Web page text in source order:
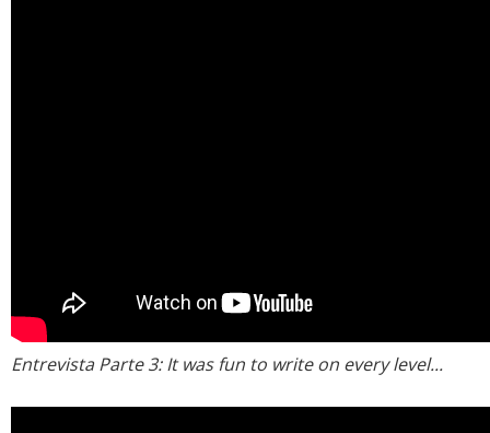
Entrevista Parte 3: It was fun to write on every level...